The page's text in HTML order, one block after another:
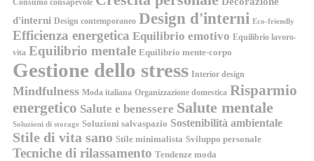
Consumo consapevole
d'interni Design contemporaneo Design d'interni Eco-friendly
Efficienza energetica Equilibrio emotivo Equilibrio lavoro-
vita Equilibrio mentale Equilibrio mente-corpo
Gestione dello stress Interior design
Mindfulness Moda italiana Organizzazione domestica Risparmio
energetico Salute e benessere Salute mentale
Soluzioni di storage Soluzioni salvaspazio Sostenibilità ambientale
Stile di vita sano Stile minimalista Sviluppo personale
Tecniche di rilassamento Tendenze moda